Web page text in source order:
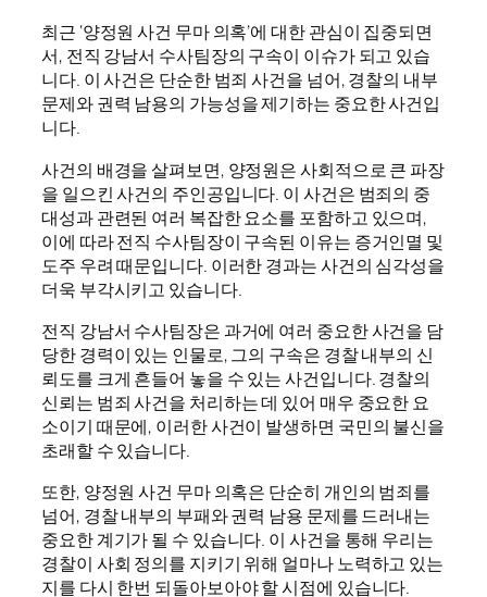
최근 ‘양정원 사건 무마 의혹’에 대한 관심이 집중되면
서, 전직 강남서 수사팀장의 구속이 이슈가 되고 있습
니다. 이 사건은 단순한 범죄 사건을 넘어, 경찰의 내부
문제와 권력 남용의 가능성을 제기하는 중요한 사건입
니다.
사건의 배경을 살펴보면, 양정원은 사회적으로 큰 파장
을 일으킨 사건의 주인공입니다. 이 사건은 범죄의 중
대성과 관련된 여러 복잡한 요소를 포함하고 있으며,
이에 따라 전직 수사팀장이 구속된 이유는 증거인멸 및
도주 우려 때문입니다. 이러한 경과는 사건의 심각성을
더욱 부각시키고 있습니다.
전직 강남서 수사팀장은 과거에 여러 중요한 사건을 담
당한 경력이 있는 인물로, 그의 구속은 경찰 내부의 신
뢰도를 크게 흔들어 놓을 수 있는 사건입니다. 경찰의
신뢰는 범죄 사건을 처리하는 데 있어 매우 중요한 요
소이기 때문에, 이러한 사건이 발생하면 국민의 불신을
초래할 수 있습니다.
또한, 양정원 사건 무마 의혹은 단순히 개인의 범죄를
넘어, 경찰 내부의 부패와 권력 남용 문제를 드러내는
중요한 계기가 될 수 있습니다. 이 사건을 통해 우리는
경찰이 사회 정의를 지키기 위해 얼마나 노력하고 있는
지를 다시 한번 되돌아보아야 할 시점에 있습니다.